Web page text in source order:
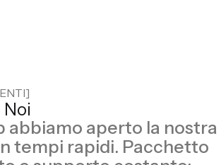
abbiamo aperto la nostra
tempi rapidi. Pacchetto